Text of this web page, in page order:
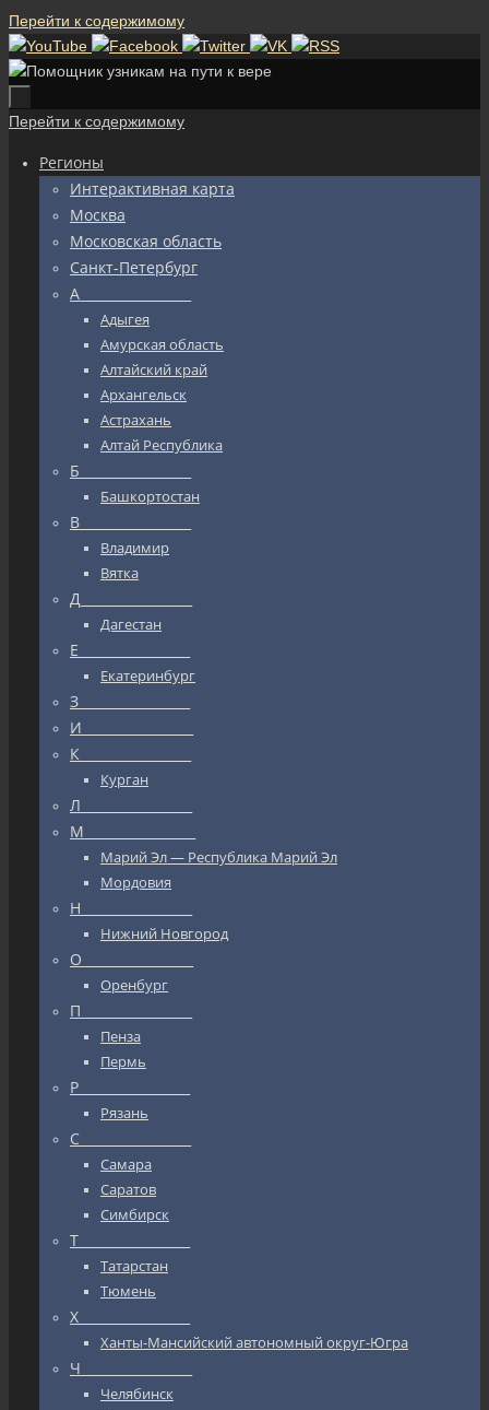
Перейти к содержимому
Перейти к содержимому
Регионы
Интерактивная карта
Москва
Московская область
Санкт-Петербург
А_________________
Адыгея
Амурская область
Алтайский край
Архангельск
Астрахань
Алтай Республика
Б_________________
Башкортостан
В_________________
Владимир
Вятка
Д_________________
Дагестан
Е_________________
Екатеринбург
З_________________
И_________________
К_________________
Курган
Л_________________
М_________________
Марий Эл — Республика Марий Эл
Мордовия
Н_________________
Нижний Новгород
О_________________
Оренбург
П_________________
Пенза
Пермь
Р_________________
Рязань
С_________________
Самара
Саратов
Симбирск
Т_________________
Татарстан
Тюмень
Х_________________
Ханты-Мансийский автономный округ-Югра
Ч_________________
Челябинск